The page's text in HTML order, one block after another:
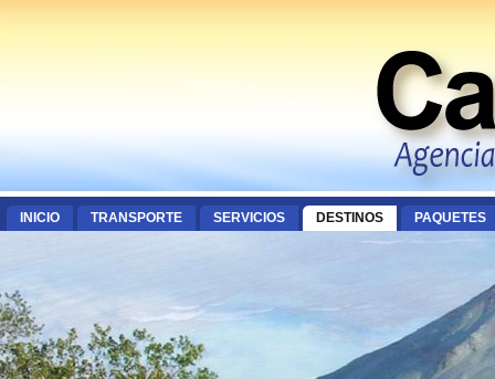
INICIO TRANSPORTE SERVICIOS DESTINOS PAQUETES